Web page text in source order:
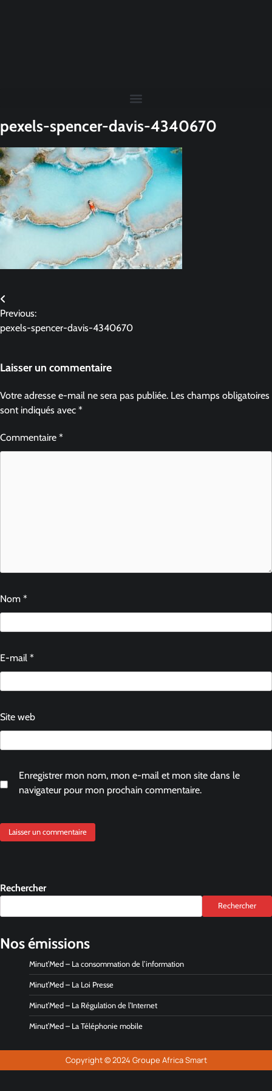
pexels-spencer-davis-4340670
Previous:
pexels-spencer-davis-4340670
Laisser un commentaire
Votre adresse e-mail ne sera pas publiée. Les champs obligatoires
sont indiqués avec *
Commentaire *
Nom *
E-mail *
Site web
Enregistrer mon nom, mon e-mail et mon site dans le
navigateur pour mon prochain commentaire.
Rechercher
Rechercher
Nos émissions
Minut’Med – La consommation de l’information
Minut’Med – La Loi Presse
Minut’Med – La Régulation de l’Internet
Minut’Med – La Téléphonie mobile
Copyright © 2024 Groupe Africa Smart